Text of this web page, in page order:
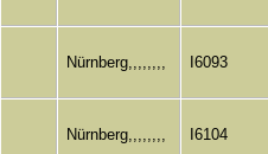
Nürnberg,,,,,,,, I6093
Nürnberg,,,,,,,, I6104